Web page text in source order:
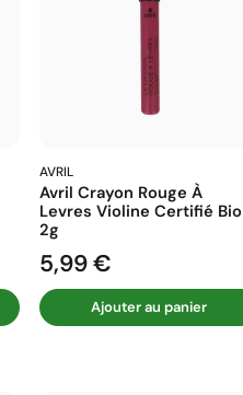
AVRIL
Avril Crayon Rouge À
Levres Violine Certifié Bio
2g
Prix
5,99 €
Ajouter au panier